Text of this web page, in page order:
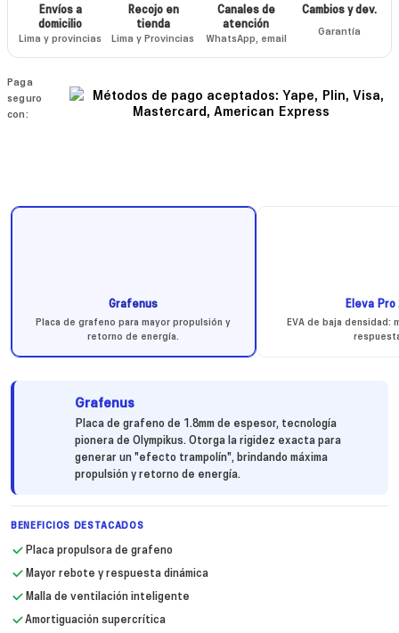
Envíos a
domicilio
Lima y provincias
Recojo en
tienda
Lima y Provincias
Canales de
atención
WhatsApp, email
Cambios y dev.
Garantía
Paga
seguro
con:
Grafenus
Placa de grafeno para mayor propulsión y
retorno de energía.
Eleva Pro
EVA de baja densidad:
Grafenus
Placa de grafeno de 1.8mm de espesor, tecnología
pionera de Olympikus. Otorga la rigidez exacta para
generar un "efecto trampolín", brindando máxima
propulsión y retorno de energía.
BENEFICIOS DESTACADOS
Placa propulsora de grafeno
Mayor rebote y respuesta dinámica
Malla de ventilación inteligente
Amortiguación supercrítica